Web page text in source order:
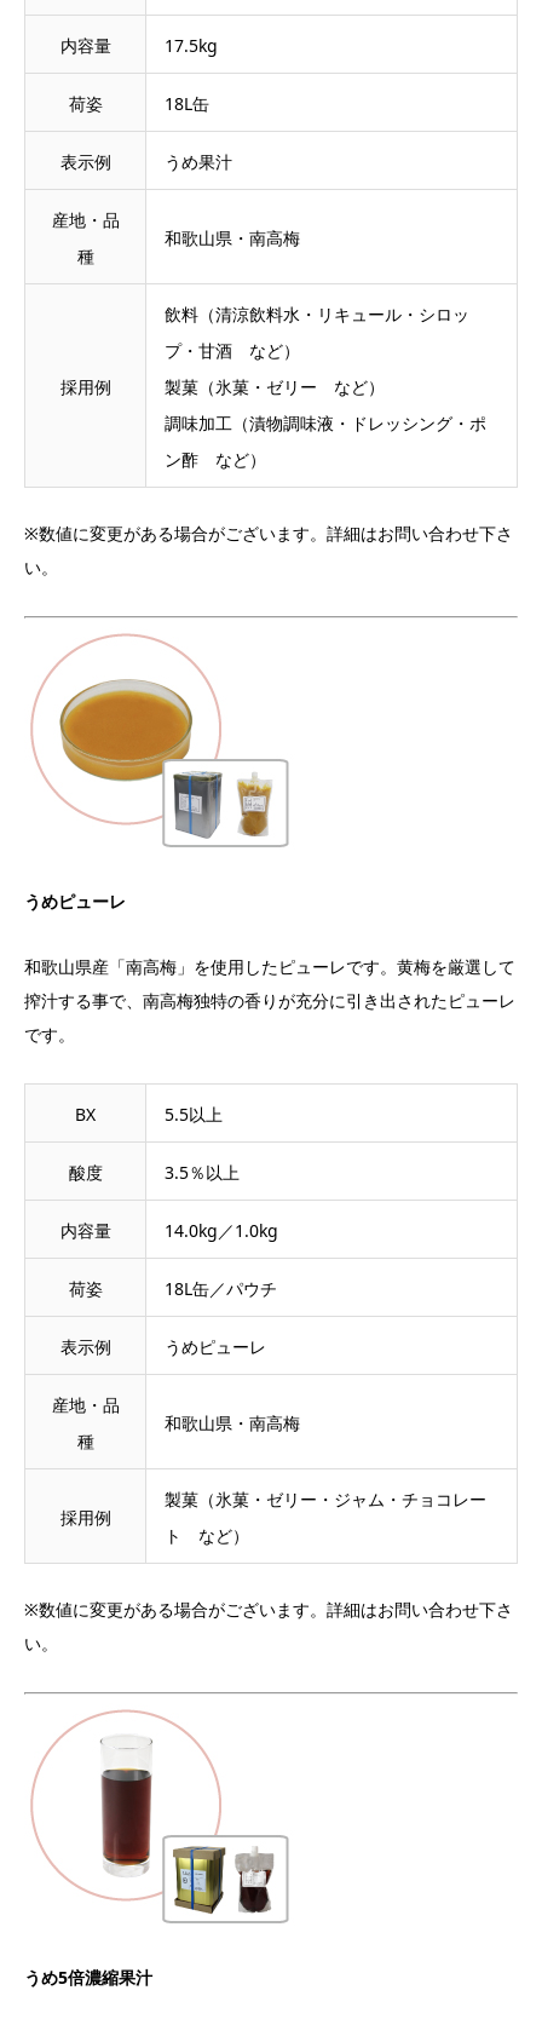
内容量 17.5kg
荷姿 18L缶
表示例 うめ果汁
産地・品
種
和歌山県・南高梅
採用例
飲料（清涼飲料水・リキュール・シロッ
プ・甘酒 など）
製菓（氷菓・ゼリー など）
調味加工（漬物調味液・ドレッシング・ポ
ン酢 など）
※数値に変更がある場合がございます。詳細はお問い合わせ下さ
い。
うめピューレ
和歌山県産「南高梅」を使用したピューレです。黄梅を厳選して
搾汁する事で、南高梅独特の香りが充分に引き出されたピューレ
です。
BX 5.5以上
酸度 3.5％以上
内容量 14.0kg／1.0kg
荷姿 18L缶／パウチ
表示例 うめピューレ
産地・品
種
和歌山県・南高梅
採用例
製菓（氷菓・ゼリー・ジャム・チョコレー
ト など）
※数値に変更がある場合がございます。詳細はお問い合わせ下さ
い。
うめ5倍濃縮果汁